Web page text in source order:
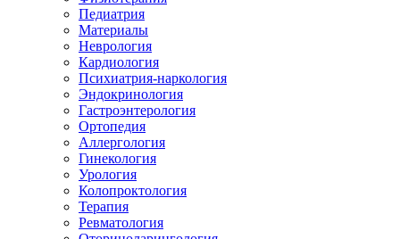
Педиатрия
Материалы
Неврология
Кардиология
Психиатрия-наркология
Эндокринология
Гастроэнтерология
Ортопедия
Аллергология
Гинекология
Урология
Колопроктология
Терапия
Ревматология